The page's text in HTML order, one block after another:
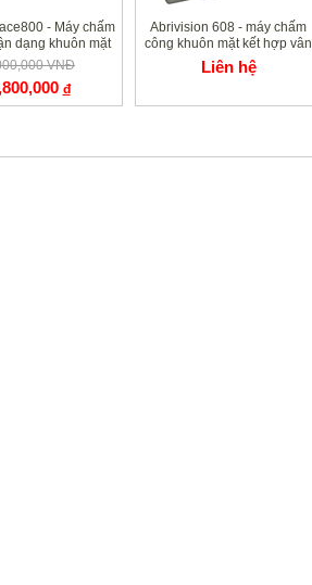
- Máy chấm
dạng khuôn mặt
và thẻ từVNĐ
đ
Abrivision 608 - máy chấm
công khuôn mặt kết hợp vân
tay thẻ từ
Liên hệ